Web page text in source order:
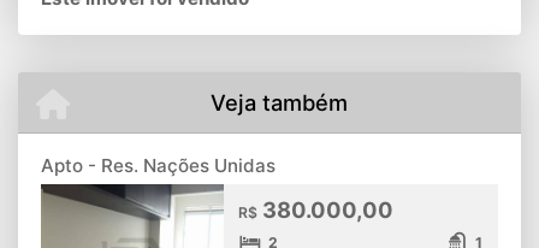
Veja também
Apto - Res. Nações Unidas
R$ 380.000,00
2 1